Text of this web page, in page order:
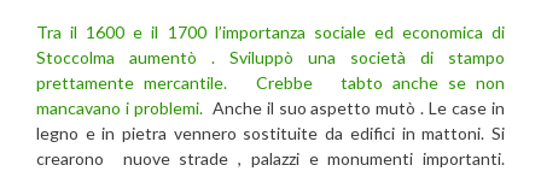
Tra il 1600 e il 1700 l’importanza sociale ed economica di
Stoccolma aumentò . Sviluppò una società di stampo
prettamente mercantile. Crebbe tabto anche se non
mancavano i problemi. Anche il suo aspetto mutò . Le case in
legno e in pietra vennero sostituite da edifici in mattoni. Si
crearono nuove strade , palazzi e monumenti importanti.